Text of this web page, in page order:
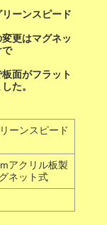
ーンスピード
更はマグネッ
で
面がフラット
た。
ーンスピード
アクリル板製
ネット式